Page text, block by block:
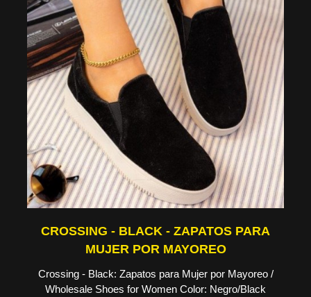
CROSSING - BLACK - ZAPATOS PARA
MUJER POR MAYOREO
Crossing - Black: Zapatos para Mujer por Mayoreo /
Wholesale Shoes for Women Color: Negro/Black